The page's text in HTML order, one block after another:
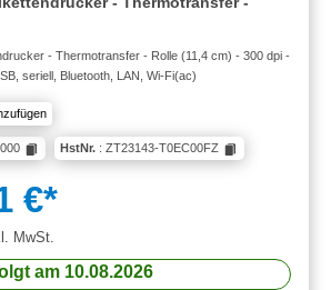
- Thermotransfer - Rolle (11,4 cm) - 300 dpi -
seriell, Bluetooth, LAN, Wi-Fi(ac)
HstNr. : ZT23143-T0EC00FZ
€*
MwSt.
am 10.08.2026